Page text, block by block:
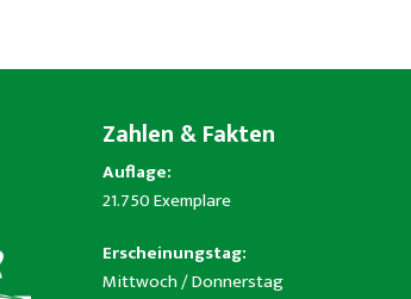
Zahlen & Fakten
Auflage:
21.750 Exemplare
Erscheinungstag:
Mittwoch / Donnerstag